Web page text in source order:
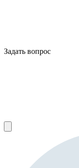
Задать вопрос